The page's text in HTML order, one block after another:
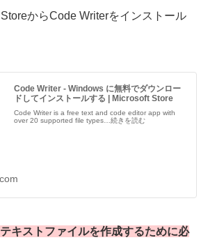
からCode Writerをインストール
Code Writer - Windows に無料でダウンロー
ドしてインストールする | Microsoft Store
Code Writer is a free text and code editor app with
over 20 supported file types…続きを読む
テキストファイルを作成するために必